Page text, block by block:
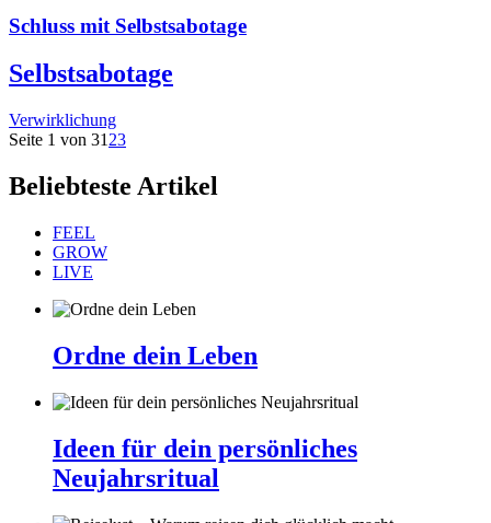
Schluss mit Selbstsabotage
Selbstsabotage
Verwirklichung
Seite 1 von 31 23
Beliebteste Artikel
FEEL
GROW
LIVE
Ordne dein Leben
Ideen für dein persönliches
Neujahrsritual